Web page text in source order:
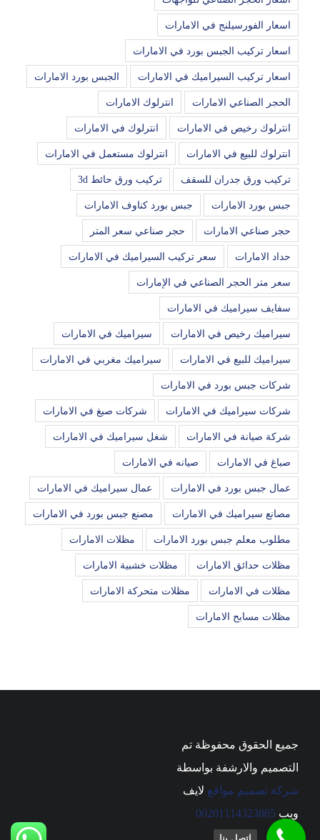
اسعار الفورسيلنج في الامارات
اسعار تركيب الجبس بورد في الامارات
اسعار تركيب السيراميك في الامارات الجبس بورد الامارات
الحجر الصناعي الامارات انترلوك الامارات
انترلوك رخيص في الامارات انترلوك في الامارات
انترلوك للبيع في الامارات انترلوك مستعمل في الامارات
تركيب ورق جدران للسقف تركيب ورق حائط 3d
جبس بورد الامارات جبس بورد كناوف الامارات
حجر صناعي الامارات حجر صناعي سعر المتر
حداد الامارات سعر تركيب السيراميك في الامارات
سعر متر الحجر الصناعي في الإمارات
سفايف سيراميك في الامارات
سيراميك رخيص في الامارات سيراميك في الامارات
سيراميك للبيع في الامارات سيراميك مغربي في الامارات
شركات جبس بورد في الامارات
شركات سيراميك في الامارات شركات صبغ في الامارات
شركة صيانة في الامارات شغل سيراميك في الامارات
صباغ في الامارات صيانه في الامارات
عمال جبس بورد في الامارات عمال سيراميك في الامارات
مصانع سيراميك في الامارات مصنع جبس بورد في الامارات
مطلوب معلم جبس بورد الامارات مظلات الامارات
مظلات حدائق الامارات مظلات خشبية الامارات
مظلات في الامارات مظلات متحركة الامارات
مظلات مسابح الامارات
جميع الحقوق محفوظة تم
التصميم والارشفة بواسطة
شركة تصميم مواقع لايف
ويب 00201114323865